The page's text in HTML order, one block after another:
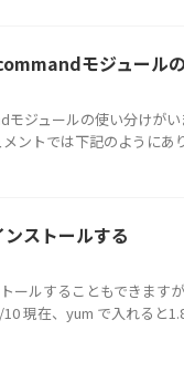
モジュール
ジュールの使い分けが
ントでは下記のようにあ
ストールする
ールすることもできます
現在、yum で入れると